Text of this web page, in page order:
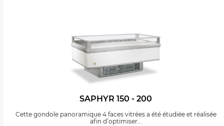
SAPHYR 150 - 200
Cette gondole panoramique 4 faces vitrées a été étudiée et réalisée
afin d’optimiser...